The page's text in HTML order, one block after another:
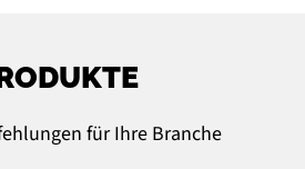
für Ihre Branche